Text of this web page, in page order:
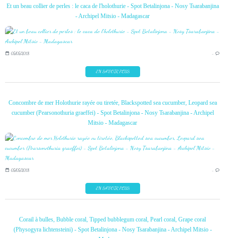
Et un beau collier de perles : le caca de l'holothurie - Spot Betalinjona - Nosy Tsarabanjina
- Archipel Mitsio - Madagascar
05/05/2018 …
EN SAVOIR PLUS
Concombre de mer Holothurie rayée ou tiretée, Blackspotted sea cucumber, Leopard sea
cucumber (Pearsonothuria graeffei) - Spot Betalinjona - Nosy Tsarabanjina - Archipel
Mitsio - Madagascar
05/05/2018 …
EN SAVOIR PLUS
Corail à bulles, Bubble coral, Tipped bubblegum coral, Pearl coral, Grape coral
(Physogyra lichtensteini) - Spot Betalinjona - Nosy Tsarabanjina - Archipel Mitsio -